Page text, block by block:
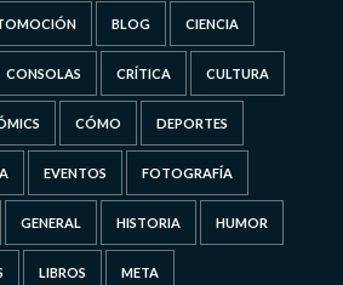
BLOG CIENCIA
CONSOLAS CRÍTICA CULTURA
CÓMO DEPORTES
EVENTOS FOTOGRAFÍA
GENERAL HISTORIA HUMOR
LIBROS META